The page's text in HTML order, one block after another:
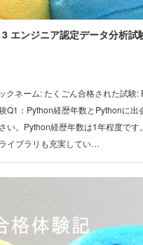
エンジニア認定データ分析試
ネーム: たくごん合格された試験:
Q1：Python経歴年数とPythonに出
い。Python経歴年数は1年程度です
イブラリも充実してい…